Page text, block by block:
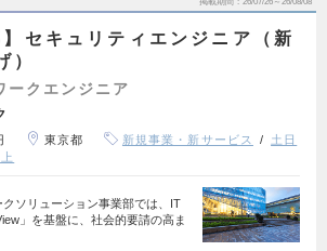
】セキュリティエンジニア（新
）
ークエンジニア
東京都 新規事業・新サービス
土日
クソリューション事業部では、IT
」を基盤に、社会的要請の高ま